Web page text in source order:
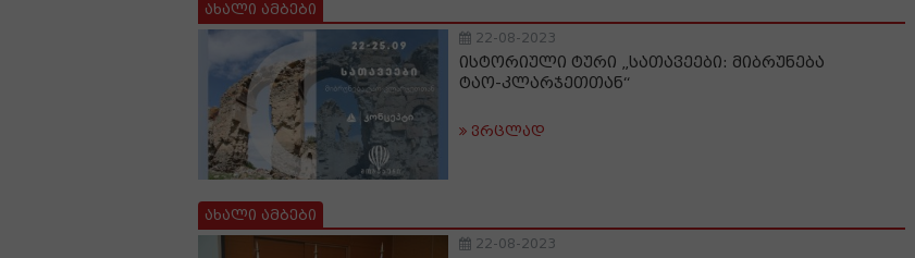
ახალი ამბები
22-08-2023
ისტორიული ტური „სათავეები: მიბრუნება
ტაო-კლარჯეთთან“
ვრცლად
ახალი ამბები
22-08-2023